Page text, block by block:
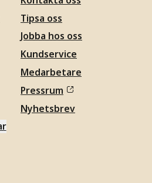
Tipsa oss
Jobba hos oss
Kundservice
Medarbetare
Pressrum
Nyhetsbrev